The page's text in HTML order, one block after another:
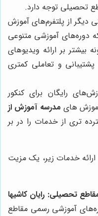
تحصیلی توجه دارد.
دیگر از پلتفرم‌های آموزش
دوره‌های آموزشی متنوعی
بیشتر بر ارائه ویدیوهای
و تعاملی کمتری
رایگان برای کنکور
های مدرسه آموزش از
تری از خدمات را در بر
ارائه خدمات زیر، یک مزیت
تحصیلی: رایان کاشیها
آموزشی رسمی مقاطع